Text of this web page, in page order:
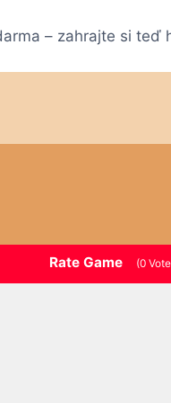
– zahrajte si teď
Rate Game (0